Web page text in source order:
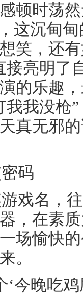
顿时荡
这沉甸
笑，还
亮明了
的乐趣
我我没枪
真无邪
码
戏名，
，在素
场愉快
。
‘今晚吃